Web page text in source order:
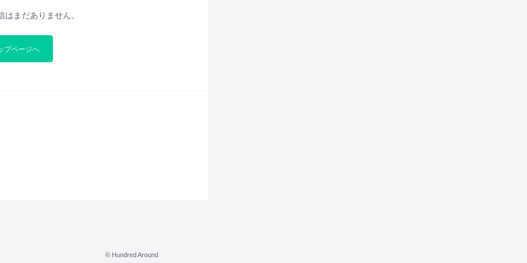
はまだありません。
プページへ
© Hundred Around